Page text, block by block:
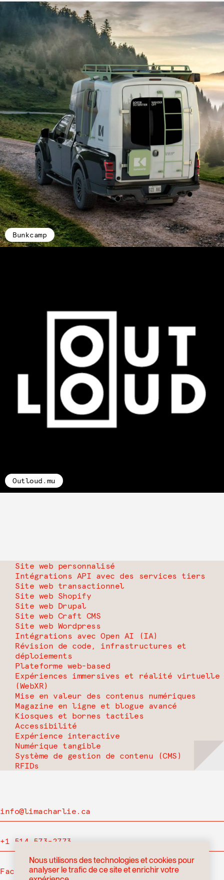
Bunkcamp
Outloud.mu
Site web personnalisé
Intégrations API avec des services tiers
Site web transactionnel
Site web Shopify
Site web Drupal
Site web Craft CMS
Site web Wordpress
Intégrations avec Open AI (IA)
Révision de code, infrastructures et
déploiements
Plateforme web-based
Expériences immersives et réalité virtuelle
(WebXR)
Mise en valeur des contenus numériques
Magazine en ligne et blogue avancé
Kiosques et bornes tactiles
Accessibilité
Expérience interactive
Numérique tangible
Système de gestion de contenu (CMS)
RFIDs
info@limacharlie.ca
+1 514 573-2773
Facebook
Nous utilisons des technologies et cookies pour
analyser le trafic de ce site et enrichir votre